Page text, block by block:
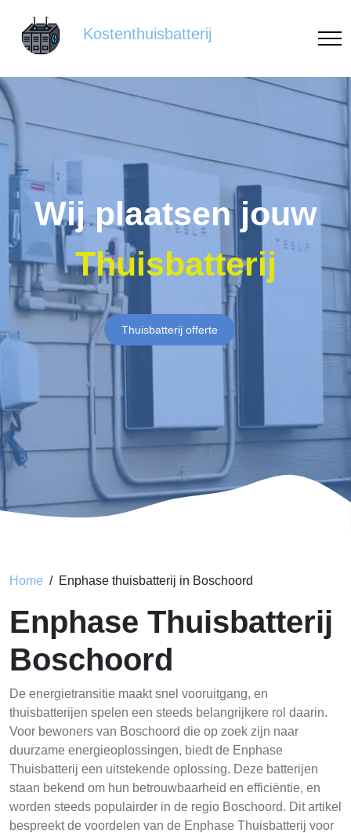
Kostenthuisbatterij
Wij plaatsen jouw
Thuisbatterij
Thuisbatterij offerte
Home Enphase thuisbatterij in Boschoord
Enphase Thuisbatterij
Boschoord
De energietransitie maakt snel vooruitgang, en
thuisbatterijen spelen een steeds belangrijkere rol daarin.
Voor bewoners van Boschoord die op zoek zijn naar
duurzame energieoplossingen, biedt de Enphase
Thuisbatterij een uitstekende oplossing. Deze batterijen
staan bekend om hun betrouwbaarheid en efficiëntie, en
worden steeds populairder in de regio Boschoord. Dit artikel
bespreekt de voordelen van de Enphase Thuisbatterij voor